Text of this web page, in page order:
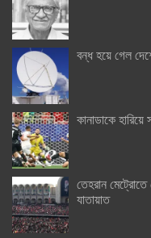
বন্ধ হয়ে গেল
কানাডাকে
তেহরান মেট্রোতে
যাতায়াত